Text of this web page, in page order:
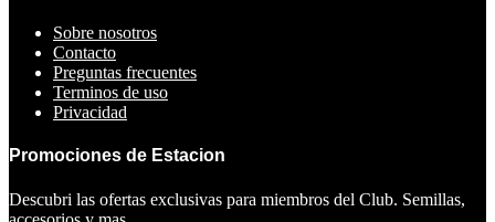
Sobre nosotros
Contacto
Preguntas frecuentes
Terminos de uso
Privacidad
Promociones de Estacion
Descubri las ofertas exclusivas para miembros del Club. Semillas,